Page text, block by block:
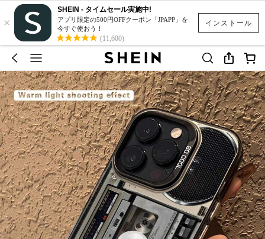
インストール
×
SHEIN - タイムセール実施中!
アプリ限定の500円OFFクーポン「JPAPP」を
今すぐ使おう！
(11,600)